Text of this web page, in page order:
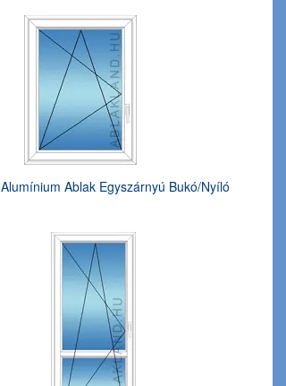
Alumínium Ablak Egyszárnyú Bukó/Nyíló